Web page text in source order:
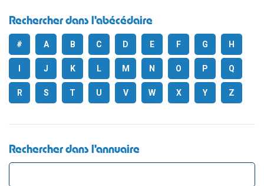
Rechercher dans l'abécédaire
# A B C D E F G H
J K L M N O P Q
R S T U V W X Y Z
Rechercher dans l'annuaire